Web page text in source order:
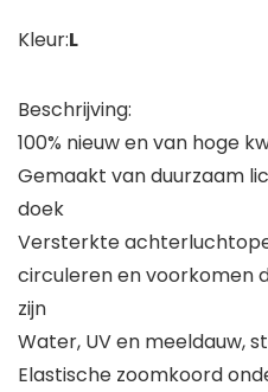
Kleur:L
Beschrijving:
100% nieuw en van hoge
Gemaakt van duurzaam
doek
Versterkte
circuleren en voorkomen
zijn
Water, UV en meeldauw,
Elastische zoomkoord